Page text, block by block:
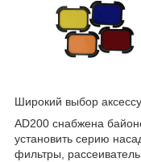
Широкий выбор
AD200 снабжена
установить серию
фильтры, рассеиватель